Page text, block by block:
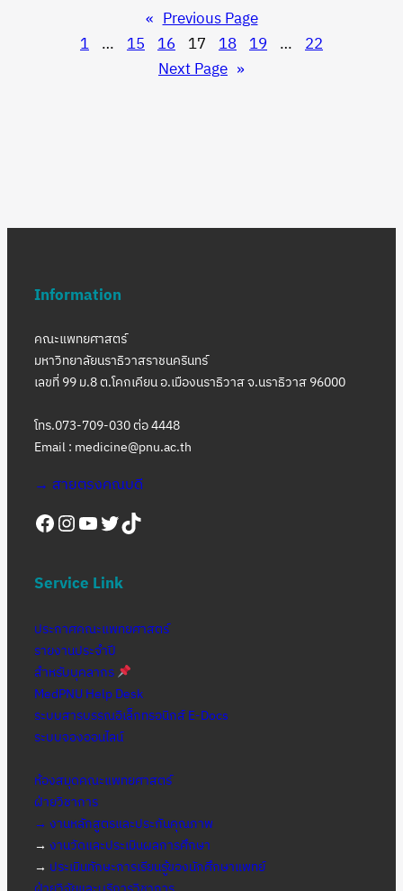
ที่
ประจำ
ปี
การ
ศึกษา
2565
« Previous Page
1 … 15 16 17 18 19 … 22
Next Page »
Information
คณะแพทยศาสตร์
มหาวิทยาลัยนราธิวาสราชนครินทร์
เลขที่ 99 ม.8 ต.โคกเคียน อ.เมืองนราธิวาส จ.นราธิวาส 96000
โทร.073-709-030 ต่อ 4448
Email : medicine@pnu.ac.th
→ สายตรงคณบดี
Facebook InstagramYouTube Twitter https://www.tiktok.com/@medpnu?_t=8Yk3DCXMJs1&_r=1
Service Link
ประกาศคณะแพทยศาสตร์
รายงานประจำปี
สำหรับบุคลากร
MedPNU Help Desk
ระบบสารบรรณอิเล็กทรอนิกส์ E-Docs
ระบบจองออนไลน์
ห้องสมุดคณะแพทยศาสตร์
ฝ่ายวิชาการ
→ งานหลักสูตรและประกันคุณภาพ
→ งานวัดและประเมินผลการศึกษา
→ ประเมินทักษะการเรียนรู้ของนักศึกษาแพทย์